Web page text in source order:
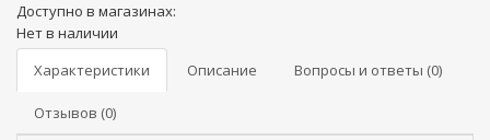
Доступно в магазинах:
Нет в наличии
Характеристики
Описание Вопросы и ответы (0)
Отзывов (0)